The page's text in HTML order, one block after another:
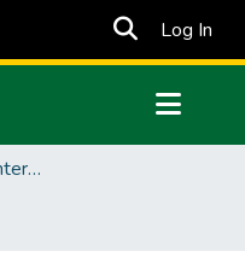
Log In
Facultad de Comercio Internacional, Integración, Administración y Economía Empresarial